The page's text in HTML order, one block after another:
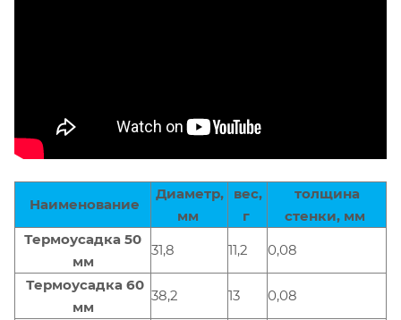
Наименование
Диаметр,
мм
вес,
г
толщина
стенки, мм
Термоусадка 50
мм
31,8 11,2 0,08
Термоусадка 60
мм
38,2 13 0,08